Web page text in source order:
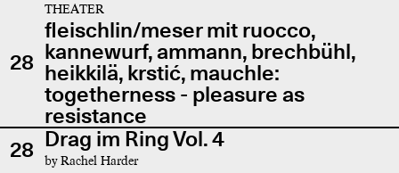
28
THEATER
fleischlin/meser mit ruocco,
kannewurf, ammann, brechbühl,
heikkilä, krstić, mauchle:
togetherness - pleasure as
resistance
28 Drag im Ring Vol. 4
by Rachel Harder